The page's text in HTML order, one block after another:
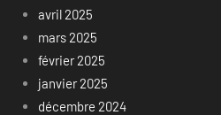
avril 2025
mars 2025
février 2025
janvier 2025
décembre 2024